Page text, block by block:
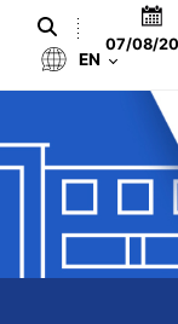
07/08/
EN